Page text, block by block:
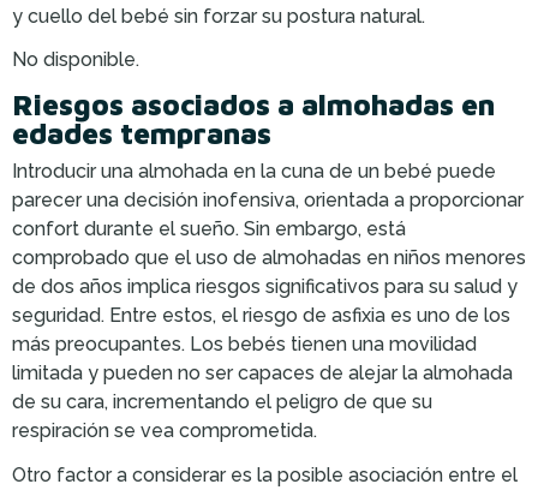
y cuello del bebé sin forzar su postura natural.
No disponible.
Riesgos asociados a almohadas en
edades tempranas
Introducir una almohada en la cuna de un bebé puede
parecer una decisión inofensiva, orientada a proporcionar
confort durante el sueño. Sin embargo, está
comprobado que el uso de almohadas en niños menores
de dos años implica riesgos significativos para su salud y
seguridad. Entre estos, el riesgo de asfixia es uno de los
más preocupantes. Los bebés tienen una movilidad
limitada y pueden no ser capaces de alejar la almohada
de su cara, incrementando el peligro de que su
respiración se vea comprometida.
Otro factor a considerar es la posible asociación entre el